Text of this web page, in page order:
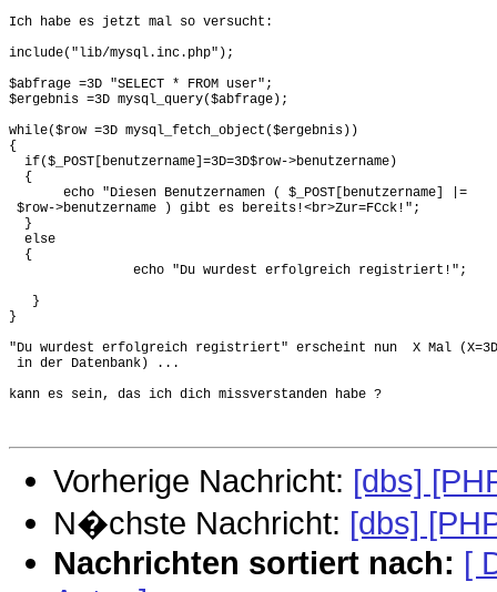
Ich habe es jetzt mal so versucht:
include("lib/mysql.inc.php");
$abfrage =3D "SELECT * FROM user";
$ergebnis =3D mysql_query($abfrage);
while($row =3D mysql_fetch_object($ergebnis))
{
  if($_POST[benutzername]=3D=3D$row->benutzername)
  {
       echo "Diesen Benutzernamen ( $_POST[benutzername] |=
$row->benutzername ) gibt es bereits!<br>Zur=FCck!";
  }
  else
  {
echo "Du wurdest erfolgreich registriert!";
   }
}
"Du wurdest erfolgreich registriert" erscheint nun  X Mal
in der Datenbank) ...
kann es sein, das ich dich missverstanden habe ?
Vorherige Nachricht: [dbs]
N�chste Nachricht: [dbs]
Nachrichten sortiert nach: [